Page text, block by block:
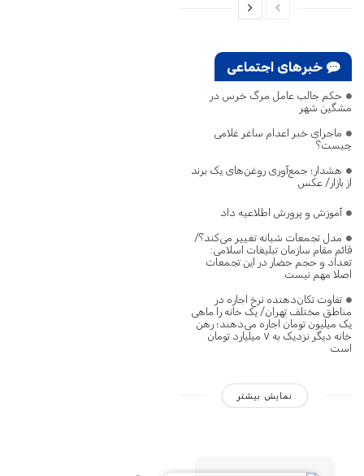
خبرهای اجتماعی
حکم جالب عامل مرگ خرس در
مشگین‌ شهر
ماجرای خبر اعدام ساغر غلامی
چیست؟
هشدار؛ جمع‌آوری روغن‌های یک برند
از بازار/ عکس
آموزش و پرورش اطلاعیه داد
مدل تجمعات شبانه تغییر می‌کند؟/
قائم مقام سازمان تبلیغات اسلامی:
تعداد و حجم حضار در این تجمعات
اصلا مهم نیست
تفاوت تکان‌دهنده نرخ اجاره در
مناطق مختلف تهران/ یک خانه را ماهی
یک میلیون تومان اجاره می‌دهند؛ رهن
خانه دیگر نزدیک به ۷ میلیارد تومان
است
نمایش بیشتر